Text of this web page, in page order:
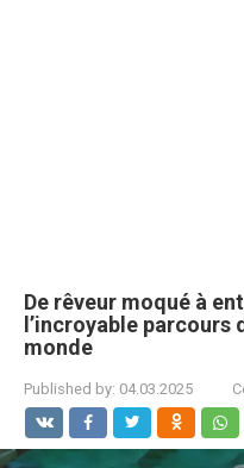
De rêveur moqué à
l’incroyable parcours
monde
Published by: 04.03.2025